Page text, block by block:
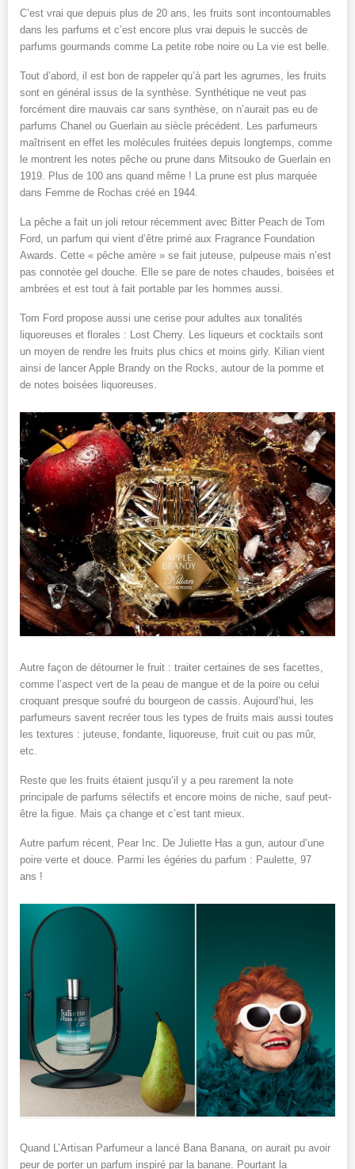
C’est vrai que depuis plus de 20 ans, les fruits sont incontournables
dans les parfums et c’est encore plus vrai depuis le succès de
parfums gourmands comme La petite robe noire ou La vie est belle.
Tout d’abord, il est bon de rappeler qu’à part les agrumes, les fruits
sont en général issus de la synthèse. Synthétique ne veut pas
forcément dire mauvais car sans synthèse, on n’aurait pas eu de
parfums Chanel ou Guerlain au siècle précédent. Les parfumeurs
maîtrisent en effet les molécules fruitées depuis longtemps, comme
le montrent les notes pêche ou prune dans Mitsouko de Guerlain en
1919. Plus de 100 ans quand même ! La prune est plus marquée
dans Femme de Rochas créé en 1944.
La pêche a fait un joli retour récemment avec Bitter Peach de Tom
Ford, un parfum qui vient d’être primé aux Fragrance Foundation
Awards. Cette « pêche amère » se fait juteuse, pulpeuse mais n’est
pas connotée gel douche. Elle se pare de notes chaudes, boisées et
ambrées et est tout à fait portable par les hommes aussi.
Tom Ford propose aussi une cerise pour adultes aux tonalités
liquoreuses et florales : Lost Cherry. Les liqueurs et cocktails sont
un moyen de rendre les fruits plus chics et moins girly. Kilian vient
ainsi de lancer Apple Brandy on the Rocks, autour de la pomme et
de notes boisées liquoreuses.
Autre façon de détourner le fruit : traiter certaines de ses facettes,
comme l’aspect vert de la peau de mangue et de la poire ou celui
croquant presque soufré du bourgeon de cassis. Aujourd’hui, les
parfumeurs savent recréer tous les types de fruits mais aussi toutes
les textures : juteuse, fondante, liquoreuse, fruit cuit ou pas mûr,
etc.
Reste que les fruits étaient jusqu’il y a peu rarement la note
principale de parfums sélectifs et encore moins de niche, sauf peut-
être la figue. Mais ça change et c’est tant mieux.
Autre parfum récent, Pear Inc. De Juliette Has a gun, autour d’une
poire verte et douce. Parmi les égéries du parfum : Paulette, 97
ans !
Quand L’Artisan Parfumeur a lancé Bana Banana, on aurait pu avoir
peur de porter un parfum inspiré par la banane. Pourtant la